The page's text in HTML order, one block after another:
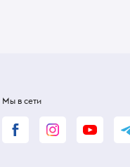
Мы в сети